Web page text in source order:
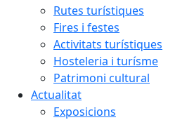
Rutes turístiques
Fires i festes
Activitats turístiques
Hosteleria i turísme
Patrimoni cultural
Actualitat
Exposicions